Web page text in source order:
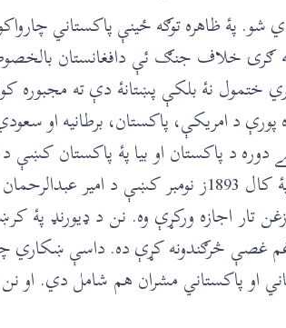
پۀ ظاهره توګه ځينې پاکستاني
ګرۍ خلاف جنګ ئې دافغانستان
نۀ بلکې پښتانۀ دې ته مجبوره
د امريکې، پاکستان، برطانيه او
دوره د پاکستان او بيا پۀ پاکستان کښې
وئيل کېږي چې پۀ دغه دوره کښې د ډاکټر اشرف غني سره هغه کار وشو
اجازه ورکړې وه. نن د ډيورنډ پۀ
غم غصې څرګندونه کړې ده. داسې ښکاري
او پاکستاني مشران هم شامل دي. او